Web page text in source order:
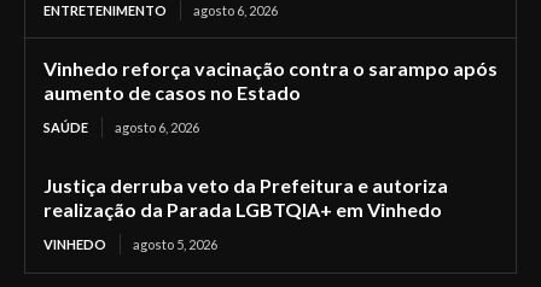
ENTRETENIMENTO agosto 6, 2026
Vinhedo reforça vacinação contra o sarampo após
aumento de casos no Estado
SAÚDE agosto 6, 2026
Justiça derruba veto da Prefeitura e autoriza
realização da Parada LGBTQIA+ em Vinhedo
VINHEDO agosto 5, 2026